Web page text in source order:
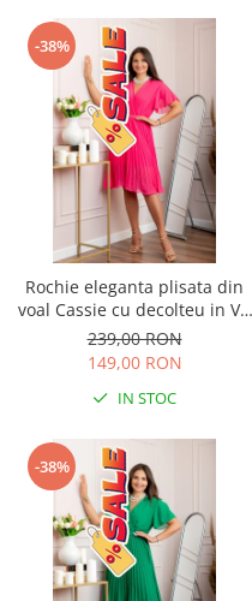
-38%
Rochie eleganta plisata din
voal Cassie cu decolteu in V -
Ciclam
239,00 RON
149,00 RON
IN STOC
-38%